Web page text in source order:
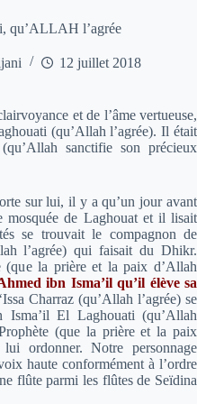
qu’ALLAH l’agrée
12 juillet 2018
et de l’âme vertueuse,
(qu’Allah l’agrée). Il était
sanctifie son précieux
sur lui, il y a qu’un jour avant
mosquée de Laghouat et il lisait
se trouvait le compagnon de
l’agrée) qui faisait du Dhikr.
(que la prière et la paix d’Allah
ibn Isma’il qu’il élève sa
Charraz (qu’Allah l’agrée) se
El Laghouati (qu’Allah
(que la prière et la paix
ordonner. Notre personnage
haute conformément à l’ordre
flûte parmi les flûtes de Seïdina